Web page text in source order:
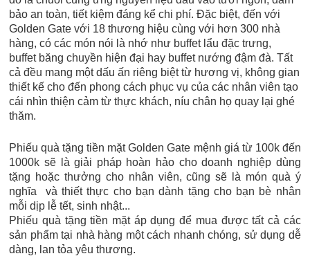
bảo an toàn, tiết kiệm đáng kể chi phí. Đặc biệt, đến với
Golden Gate với 18 thương hiệu cùng với hơn 300 nhà
hàng, có các món nói là nhớ như buffet lẩu đặc trưng,
buffet băng chuyền hiện đại hay buffet nướng đậm đà. Tất
cả đều mang một dấu ấn riêng biệt từ hương vị, không gian
thiết kế cho đến phong cách phục vụ của các nhân viên tạo
cái nhìn thiện cảm từ thực khách, níu chân họ quay lại ghé
thăm.
Phiếu quà tặng tiền mặt Golden Gate mệnh giá từ 100k đến
1000k sẽ là giải pháp hoàn hảo cho doanh nghiệp dùng
tặng hoặc thưởng cho nhân viên, cũng sẽ là món quà ý
nghĩa và thiết thực cho bạn dành tặng cho bạn bè nhân
mỗi dịp lễ tết, sinh nhật...
Phiếu quà tặng tiền mặt áp dụng để mua được tất cả các
sản phẩm tại nhà hàng một cách nhanh chóng, sử dụng dễ
dàng, lan tỏa yêu thương.